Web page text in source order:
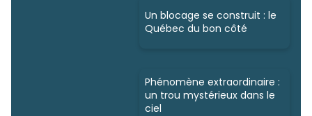
Un blocage se construit : le
Québec du bon côté
Phénomène extraordinaire :
un trou mystérieux dans le
ciel